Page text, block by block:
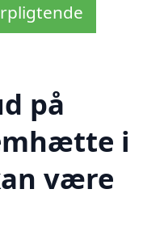
på
i
være